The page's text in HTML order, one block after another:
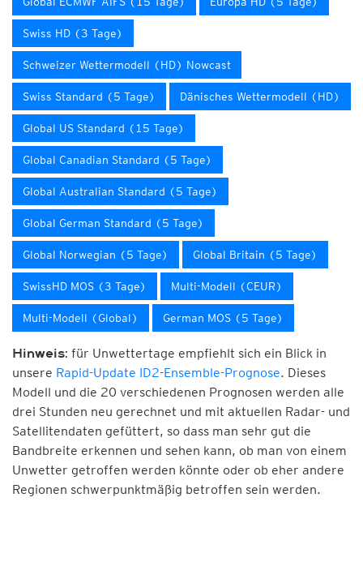
Swiss HD (3 Tage)
Schweizer Wettermodell (HD) Nowcast
Swiss Standard (5 Tage) Dänisches Wettermodell (HD)
Global US Standard (15 Tage)
Global Canadian Standard (5 Tage)
Global Australian Standard (5 Tage)
Global German Standard (5 Tage)
Global Norwegian (5 Tage) Global Britain (5 Tage)
SwissHD MOS (3 Tage) Multi-Modell (CEUR)
Multi-Modell (Global) German MOS (5 Tage)
Hinweis: für Unwettertage empfiehlt sich ein Blick in
unsere Rapid-Update ID2-Ensemble-Prognose. Dieses
Modell und die 20 verschiedenen Prognosen werden alle
drei Stunden neu gerechnet und mit aktuellen Radar- und
Satellitendaten gefüttert, so dass man sehr gut die
Bandbreite erkennen und sehen kann, ob man von einem
Unwetter getroffen werden könnte oder ob eher andere
Regionen schwerpunktmäßig betroffen sein werden.